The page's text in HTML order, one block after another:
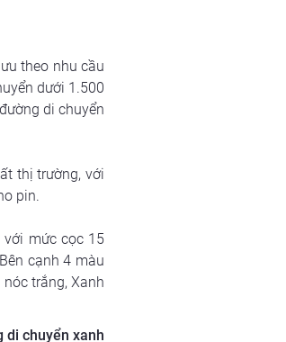
theo nhu cầu
dưới 1.500
di chuyển
thị trường, với
pin.
mức cọc 15
cạnh 4 màu
trắng, Xanh
di chuyển xanh